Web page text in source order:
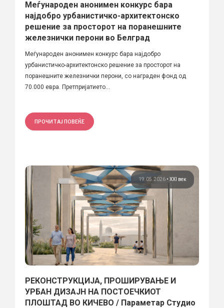
Меѓународен анонимен конкурс бара
најдобро урбанистичко-архитектонско
решение за просторот на поранешните
железнички перони во Белград
Меѓународен анонимен конкурс бара најдобро
урбанистичко-архитектонско решение за просторот на
поранешните железнички перони, со награден фонд од
70.000 евра. Претпријатието...
ПРОЧИТАЈ ПОВЕЌЕ
19.05.2026 • XXI век
РЕКОНСТРУКЦИЈА, ПРОШИРУВАЊЕ И
УРБАН ДИЗАЈН НА ПОСТОЕЧКИОТ
ПЛОШТАД ВО КИЧЕВО / Параметар Студио